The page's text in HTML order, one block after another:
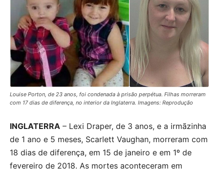
Louise Porton, de 23 anos, foi condenada à prisão perpétua. Filhas morreram
com 17 dias de diferença, no interior da Inglaterra. Imagens: Reprodução
INGLATERRA – Lexi Draper, de 3 anos, e a irmãzinha
de 1 ano e 5 meses, Scarlett Vaughan, morreram com
18 dias de diferença, em 15 de janeiro e em 1º de
fevereiro de 2018. As mortes aconteceram em